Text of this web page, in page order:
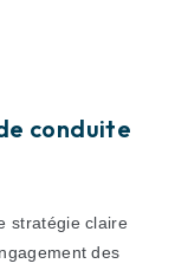
conduite
stratégie claire
des